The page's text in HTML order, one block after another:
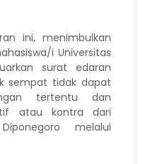
ini, menimbulkan
i Universitas
surat edaran
sempat tidak dapat
tertentu dan
atau kontra dari
melalui